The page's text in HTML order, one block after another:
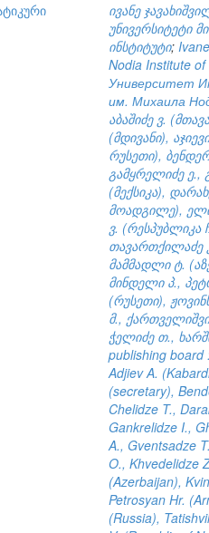
ივანე
უნივერსიტეტი
ინსტიტუტი;
Nodia Institute
Университет
им. Михаила
აბაშიძე ვ.
(მდივანი),
რუსეთი),
გამყრელიძე ე.,
(მექსიკა),
მოადგილე),
ვ.
თავართქილაძე
მამმადლი ტ.
მინდელი პ.,
(რუსეთი),
მ.,
ჭელიძე თ.,
publishing board
Adjiev A.
(secretary),
Chelidze T.,
Gankrelidze I.,
A., Gventsadze
O., Khvedelidze
(Azerbaijan),
Petrosyan Hr.
(Russia),